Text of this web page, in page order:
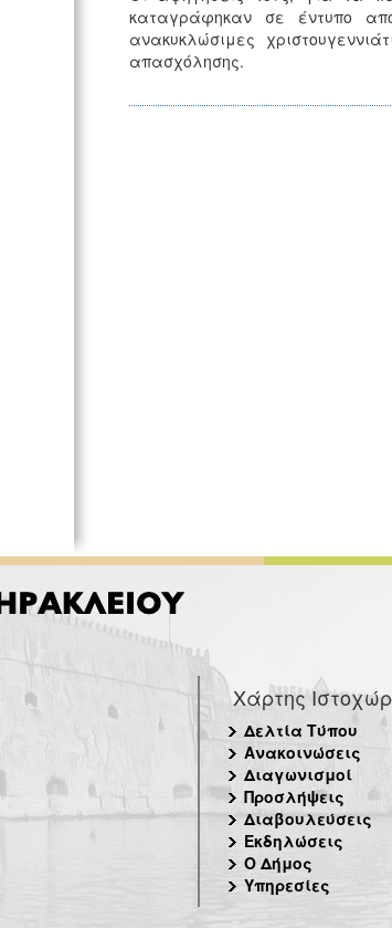
καταγράφηκαν σε έντυπο από
ανακυκλώσιμες
απασχόλησης.
Χάρτης
Δελτία Τύπου
Ανακοινώσεις
Διαγωνισμοί
Προσλήψεις
Διαβουλεύσεις
Εκδηλώσεις
Ο Δήμος
Υπηρεσίες